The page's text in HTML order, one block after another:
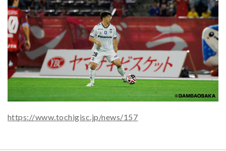
https://www.tochigisc.jp/news/157